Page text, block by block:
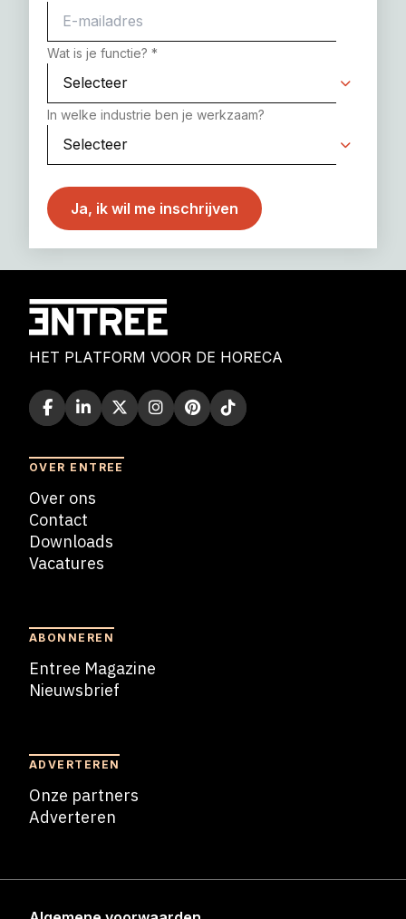
Wat is je functie? *
In welke industrie ben je werkzaam?
HET PLATFORM VOOR DE HORECA
OVER ENTREE
Over ons
Contact
Downloads
Vacatures
ABONNEREN
Entree Magazine
Nieuwsbrief
ADVERTEREN
Onze partners
Adverteren